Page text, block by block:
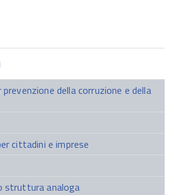
della corruzione e della
cittadini e imprese
struttura analoga